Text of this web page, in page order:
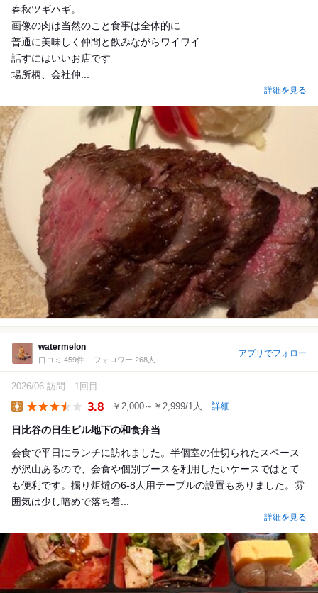
春秋ツギハギ。
画像の肉は当然のこと食事は全体的に
普通に美味しく仲間と飲みながらワイワイ
話すにはいいお店です
場所柄、会社仲...
詳細を見る
watermelon
口コミ 459件 フォロワー 268人
アプリでフォロー
2026/06 訪問 1回目
3.8 ￥2,000～￥2,999/1人 詳細
日比谷の日生ビル地下の和食弁当
会食で平日にランチに訪れました。半個室の仕切られたスペース
が沢山あるので、会食や個別ブースを利用したいケースではとて
も便利です。掘り炬燵の6-8人用テーブルの設置もありました。雰
囲気は少し暗めで落ち着...
詳細を見る